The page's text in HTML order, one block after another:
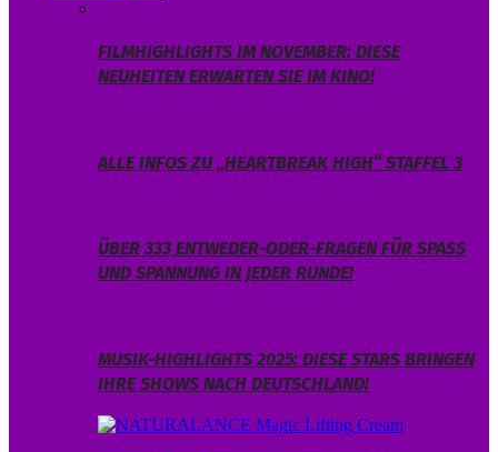
FILMHIGHLIGHTS IM NOVEMBER: DIESE
NEUHEITEN ERWARTEN SIE IM KINO!
ALLE INFOS ZU „HEARTBREAK HIGH“ STAFFEL 3
ÜBER 333 ENTWEDER-ODER-FRAGEN FÜR SPASS U
ND SPANNUNG IN JEDER RUNDE!
MUSIK-HIGHLIGHTS 2025: DIESE STARS BRINGEN
IHRE SHOWS NACH DEUTSCHLAND!